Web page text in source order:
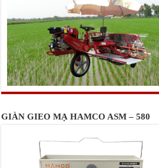
GIÀN GIEO MẠ HAMCO ASM – 580